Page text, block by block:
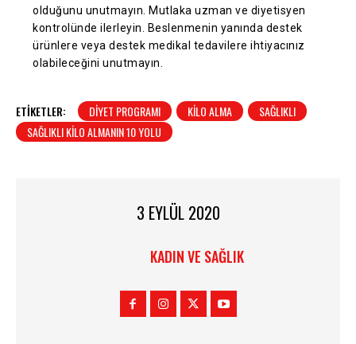
olduğunu unutmayın. Mutlaka uzman ve diyetisyen
kontrolünde ilerleyin. Beslenmenin yanında destek
ürünlere veya destek medikal tedavilere ihtiyacınız
olabileceğini unutmayın.
ETIKETLER: DIYET PROGRAMI KILO ALMA
SAĞLIKLI
SAĞLIKLI KILO ALMANIN 10 YOLU
3 EYLÜL 2020
KADIN VE SAĞLIK